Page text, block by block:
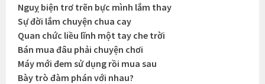
Nguỵ biện trơ trẽn bực mình lắm thay
Sự đời lắm chuyện chua cay
Quan chức liều lĩnh một tay che trời
Bán mua đâu phải chuyện chơi
Máy mới đem sử dụng rồi mua sau
Bày trò đàm phán với nhau?